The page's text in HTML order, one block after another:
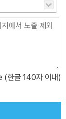
한글 140자 이내)